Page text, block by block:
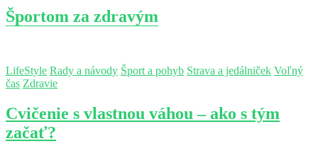
Športom za zdravým
LifeStyle Rady a návody Šport a pohyb Strava a jedálniček Voľný
čas Zdravie
Cvičenie s vlastnou váhou – ako s tým
začať?